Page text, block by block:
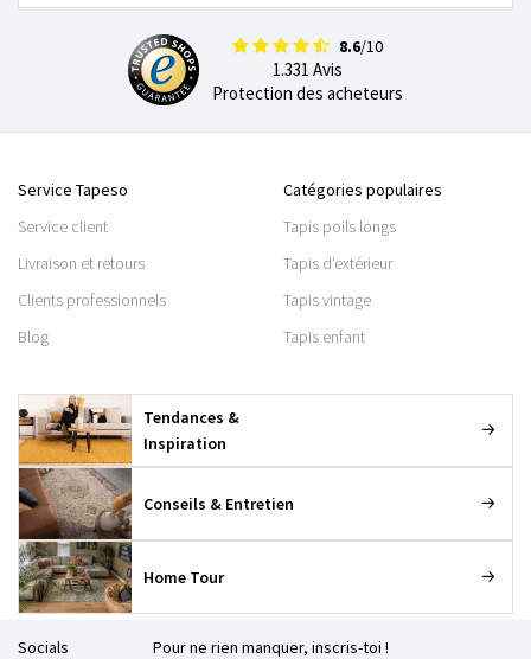
8.6/10
1.331 Avis
Protection des acheteurs
Service Tapeso
Service client
Livraison et retours
Clients professionnels
Blog
Catégories populaires
Tapis poils longs
Tapis d’extérieur
Tapis vintage
Tapis enfant
Tendances &
Inspiration
Conseils & Entretien
Home Tour
Socials Pour ne rien manquer, inscris-toi !